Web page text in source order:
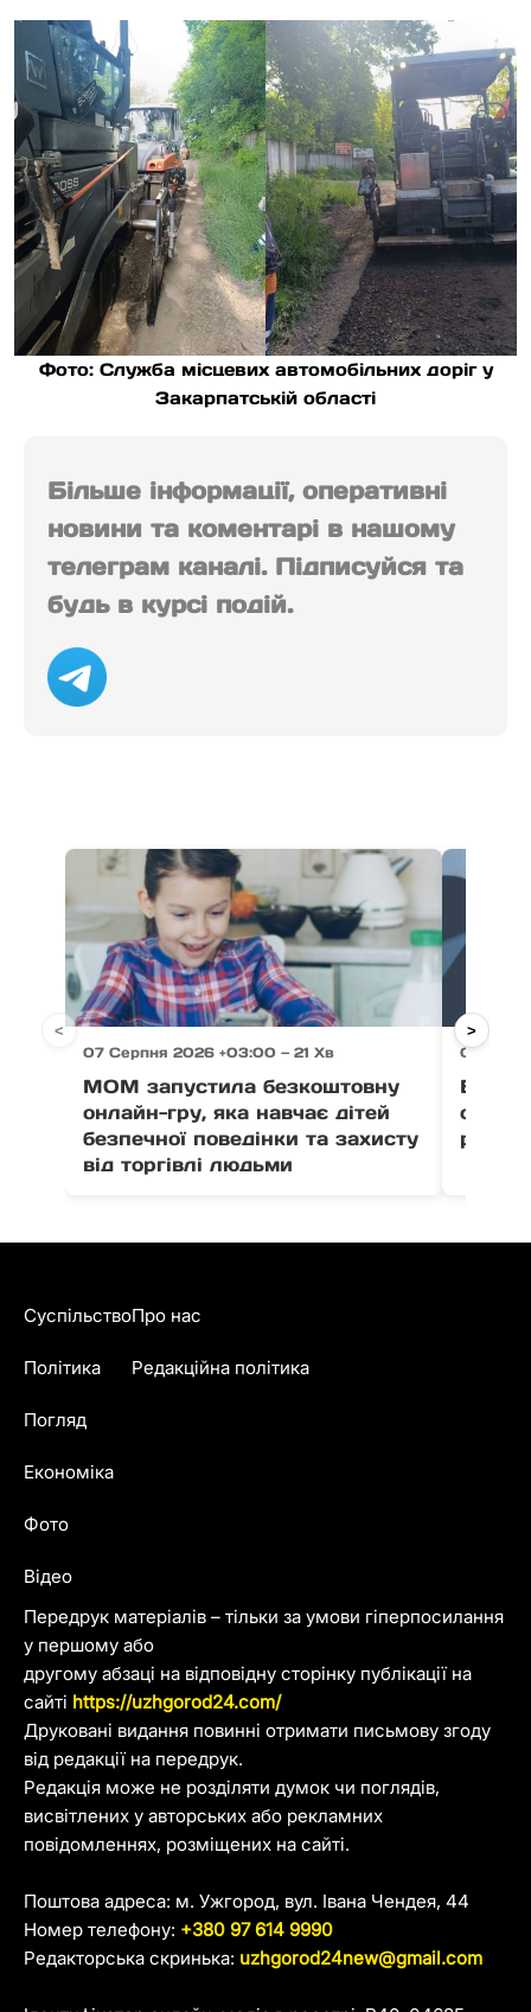
Фото: Служба місцевих автомобільних доріг у
Закарпатській області
Більше інформації, оперативні
новини та коментарі в нашому
телеграм каналі. Підписуйся та
будь в курсі подій.
07 Серпня 2026 +03:00 — 21 Хв
МОМ запустила безкоштовну
онлайн-гру, яка навчає дітей
безпечної поведінки та захисту
від торгівлі людьми
07
< >
Передрук матеріалів – тільки за умови гіперпосилання
у першому або
другому абзаці на відповідну сторінку публікації на
сайті https://uzhgorod24.com/
Друковані видання повинні отримати письмову згоду
від редакції на передрук.
Редакція може не розділяти думок чи поглядів,
висвітлених у авторських або рекламних
повідомленнях, розміщених на сайті.
Поштова адреса: м. Ужгород, вул. Івана Чендея, 44
Номер телефону: +380 97 614 9990
Редакторська скринька: uzhgorod24new@gmail.com
Суспільство
Політика
Погляд
Економіка
Фото
Відео
Про нас
Редакційна політика